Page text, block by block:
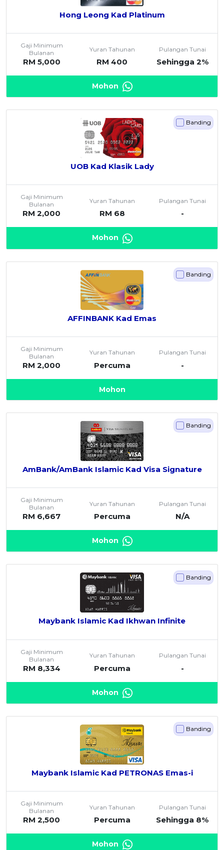
Hong Leong Kad Platinum
Gaji Minimum
Bulanan
RM 5,000
Yuran Tahunan
RM 400
Pulangan Tunai
Sehingga 2%
Mohon
Banding
UOB Kad Klasik Lady
Gaji Minimum
Bulanan
RM 2,000
Yuran Tahunan
RM 68
Pulangan Tunai
-
Mohon
Banding
AFFINBANK Kad Emas
Gaji Minimum
Bulanan
RM 2,000
Yuran Tahunan
Percuma
Pulangan Tunai
-
Mohon
Banding
AmBank/AmBank Islamic Kad Visa Signature
Gaji Minimum
Bulanan
RM 6,667
Yuran Tahunan
Percuma
Pulangan Tunai
N/A
Mohon
Banding
Maybank Islamic Kad Ikhwan Infinite
Gaji Minimum
Bulanan
RM 8,334
Yuran Tahunan
Percuma
Pulangan Tunai
-
Mohon
Banding
Maybank Islamic Kad PETRONAS Emas-i
Gaji Minimum
Bulanan
RM 2,500
Yuran Tahunan
Percuma
Pulangan Tunai
Sehingga 8%
Mohon